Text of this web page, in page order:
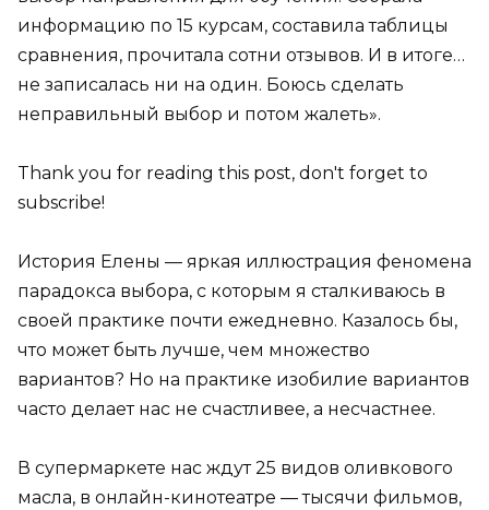
информацию по 15 курсам, составила таблицы
сравнения, прочитала сотни отзывов. И в итоге…
не записалась ни на один. Боюсь сделать
неправильный выбор и потом жалеть».
Thank you for reading this post, don't forget to
subscribe!
История Елены — яркая иллюстрация феномена
парадокса выбора, с которым я сталкиваюсь в
своей практике почти ежедневно. Казалось бы,
что может быть лучше, чем множество
вариантов? Но на практике изобилие вариантов
часто делает нас не счастливее, а несчастнее.
В супермаркете нас ждут 25 видов оливкового
масла, в онлайн-кинотеатре — тысячи фильмов,